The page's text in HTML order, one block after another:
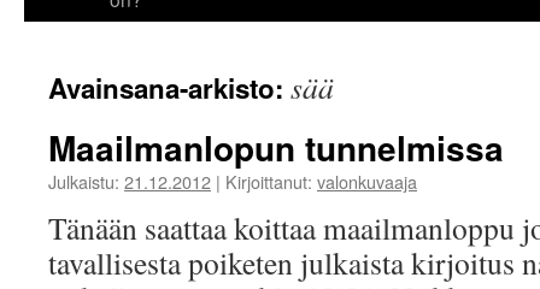
Avainsana-arkisto: sää
Maailmanlopun tunnelmissa
Julkaistu: 21.12.2012 | Kirjoittanut: valonkuvaaja
Tänään saattaa koittaa maailmanloppu
tavallisesta poiketen julkaista kirjoitus